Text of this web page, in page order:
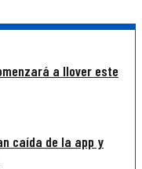
a llover este
caída de la app y